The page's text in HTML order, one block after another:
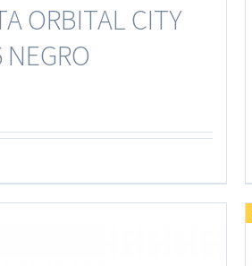
ORBITAL CITY
NEGRO